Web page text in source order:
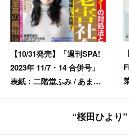
【10/31発売】「週刊SPA!
2023年 11/7・14 合併号」
表紙：二階堂ふみ / あまつ
“桜田ひより